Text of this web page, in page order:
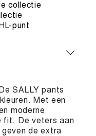
collectie
punt
SALLY pants
Met een
moderne
fit. De veters aan
geven de extra